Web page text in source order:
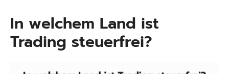
In welchem Land ist
Trading steuerfrei?